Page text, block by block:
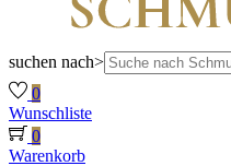
suchen nach>
0
Wunschliste
0
Warenkorb